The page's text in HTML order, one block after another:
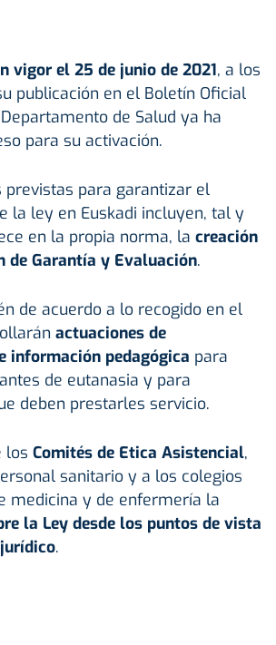
vigor el 25 de junio de 2021, a los
publicación en el Boletín Oficial
de Salud ya ha
para su activación.
previstas para garantizar el
la ley en Euskadi incluyen, tal y
en la propia norma, la creación
de Garantía y Evaluación.
de acuerdo a lo recogido en el
actuaciones de
información pedagógica para
de eutanasia y para
deben prestarles servicio.
los Comités de Etica Asistencial,
sanitario y a los colegios
medicina y de enfermería la
la Ley desde los puntos de vista
.